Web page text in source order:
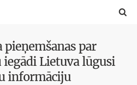

par
Lietuva lūgusi
informāciju